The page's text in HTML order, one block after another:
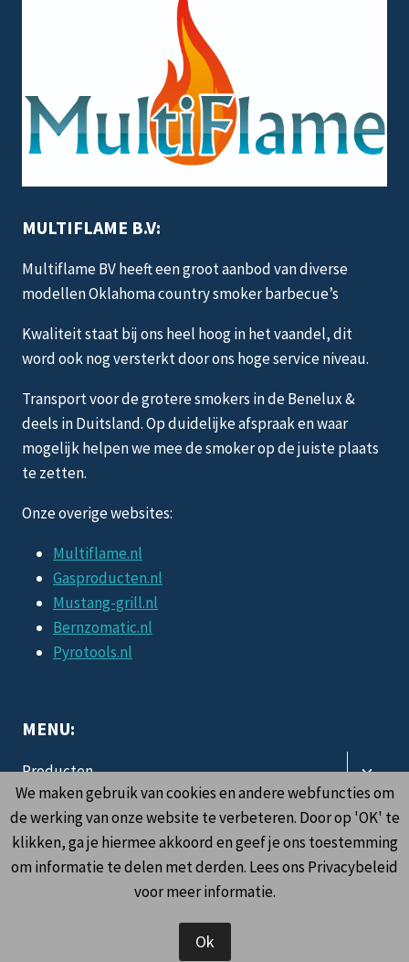
gekozen
worden
op
de
productpagina
MULTIFLAME B.V:
Multiflame BV heeft een groot aanbod van diverse
modellen Oklahoma country smoker barbecue’s
Kwaliteit staat bij ons heel hoog in het vaandel, dit
word ook nog versterkt door ons hoge service niveau.
Transport voor de grotere smokers in de Benelux &
deels in Duitsland. Op duidelijke afspraak en waar
mogelijk helpen we mee de smoker op de juiste plaats
te zetten.
Onze overige websites:
Multiflame.nl
Gasproducten.nl
Mustang-grill.nl
Bernzomatic.nl
Pyrotools.nl
MENU:
Producten
Toggle
Informatie
Toggle
Contact
© 2026 OklahomaBBQ.nl
We maken gebruik van cookies en andere webfuncties om
de werking van onze website te verbeteren. Door op 'OK' te
klikken, ga je hiermee akkoord en geef je ons toestemming
om informatie te delen met derden. Lees ons Privacybeleid
voor meer informatie.
Ok